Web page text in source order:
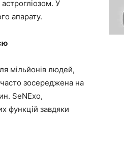
астрогліозом. У
апарату.
мільйонів людей,
часто зосереджена на
SeNExo,
функцій завдяки